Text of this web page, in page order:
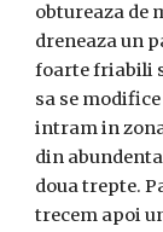
obtureaza de
dreneaza un
foarte friabili
sa se
intram in
din
doua trepte.
trecem apoi